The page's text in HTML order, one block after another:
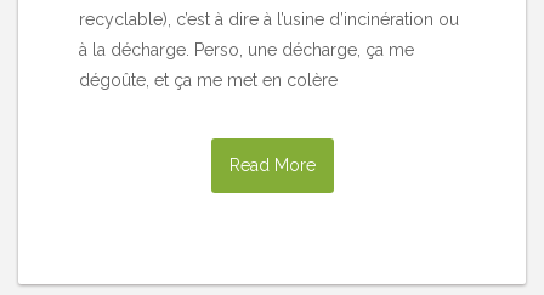
recyclable), c’est à dire à l’usine d’incinération ou
à la décharge. Perso, une décharge, ça me
dégoûte, et ça me met en colère
Read More